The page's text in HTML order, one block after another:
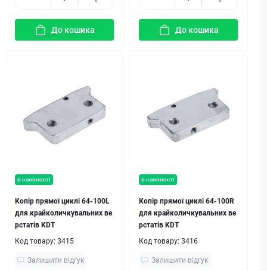
До кошика До кошика
в наявності
Копір прямої циклі 64-100L
для крайколичкувальних ве
рстатів KDT
Код товару: 3415
Залишити відгук
в наявності
Копір прямої циклі 64-100R
для крайколичкувальних ве
рстатів KDT
Код товару: 3416
Залишити відгук